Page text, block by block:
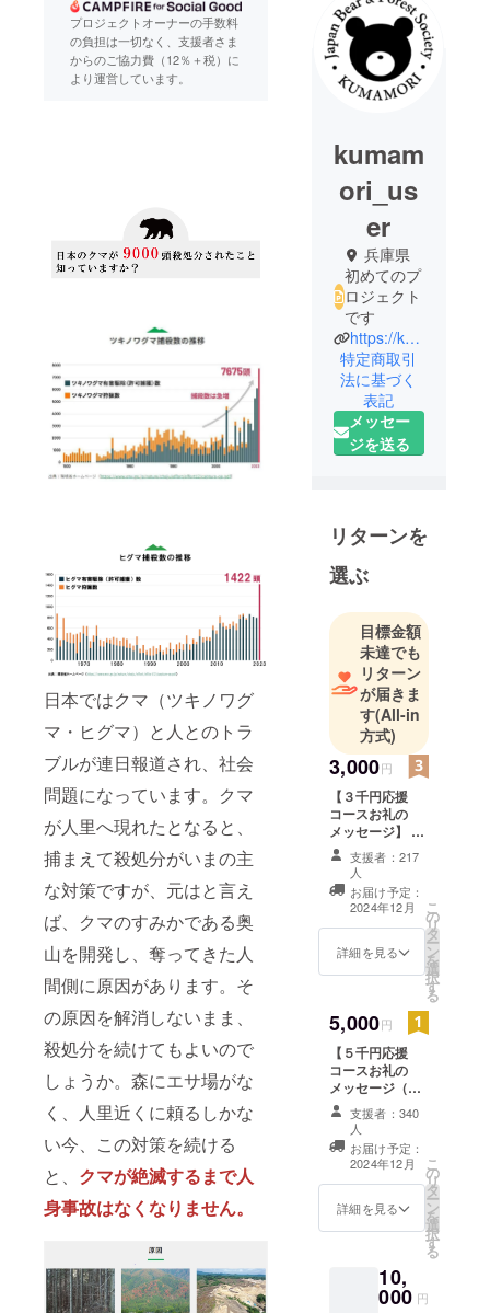
プロジェクトオーナーの手数料
の負担は一切なく、支援者さま
からのご協力費（12％＋税）に
より運営しています。
日本ではクマ（ツキノワグ
マ・ヒグマ）と人とのトラ
ブルが連日報道され、社会
問題になっています。クマ
が人里へ現れたとなると、
捕まえて殺処分がいまの主
な対策ですが、元はと言え
ば、クマのすみかである奥
山を開発し、奪ってきた人
間側に原因があります。そ
の原因を解消しないまま、
殺処分を続けてもよいので
しょうか。森にエサ場がな
く、人里近くに頼るしかな
い今、この対策を続ける
と、 クマが絶滅するまで人
身事故はなくなりません。
kumam
ori_us
er
兵庫県
初めてのプ
ロジェクト
です
https://kumamori.org/
特定商取引
法に基づく
表記
メッセー
ジを送る
リターンを
選ぶ
目標金額
未達でも
リターン
が届きま
す(All-in
方式)
3,000円
【３千円応援
コースお礼の
メッセージ】 感
謝の気持ちを込
めて、お礼の
メッセージをお
送りします。 こ
のリターンは５
と同じ内容にな
ります。
支援者：217
人
お届け予定：
2024年12月
詳細を見る
こ
の
リ
タ
ー
ン
を
選
択
す
る
5,000円
【５千円応援
コースお礼の
メッセージ（ク
マの写真付
き）】 感謝の気
持ちを込めて、
お礼のメッセー
ジをお送りしま
す。 メールには
クマのお写真を
添付いたしま
支援者：340
人
お届け予定：
2024年12月
詳細を見る
こ
の
リ
タ
ー
ン
を
選
択
す
る
10,
000 円